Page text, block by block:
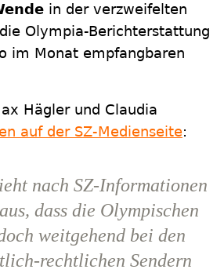
in der verzweifelten
Olympia-Berichterstattung
im Monat empfangbaren
Hägler und Claudia
auf der SZ-Medienseite:
nach SZ-Informationen
dass die Olympischen
weitgehend bei den
rechtlichen Sendern